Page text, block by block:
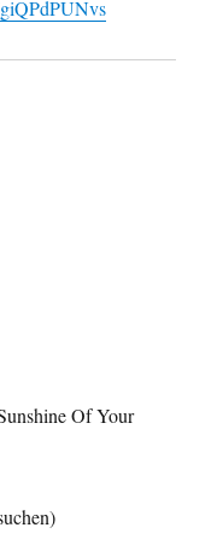
Of Your